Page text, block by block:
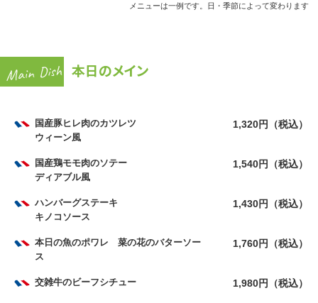
メニューは一例です。日・季節によって変わります
本日のメイン
国産豚ヒレ肉のカツレツ
ウィーン風
1,320円（税込）
国産鶏モモ肉のソテー
ディアブル風
1,540円（税込）
ハンバーグステーキ
キノコソース
1,430円（税込）
本日の魚のポワレ 菜の花のバターソー
ス
1,760円（税込）
交雑牛のビーフシチュー 1,980円（税込）